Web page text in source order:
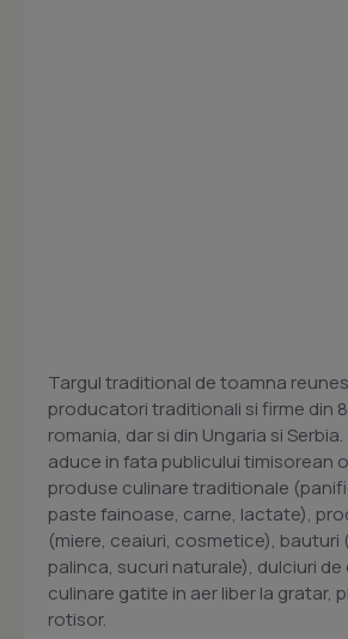
Targul traditional de toamna
producatori traditionali si firme din
romania, dar si din Ungaria si
aduce in fata publicului timisorean
produse culinare traditionale
paste fainoase, carne, lactate),
(miere, ceaiuri, cosmetice), bauturi
palinca, sucuri naturale), dulciuri
culinare gatite in aer liber la gratar,
rotisor.